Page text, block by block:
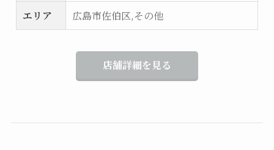
エリア
広島市佐伯区,その他
店舗詳細を見る